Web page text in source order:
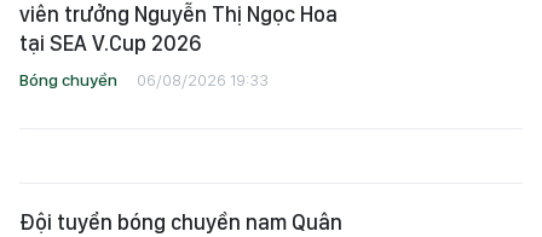
viên trưởng Nguyễn Thị Ngọc Hoa
tại SEA V.Cup 2026
Bóng chuyền 06/08/2026 19:33
Đội tuyển bóng chuyền nam Quân